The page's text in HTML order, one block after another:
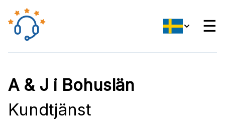
☰
A & J i Bohuslän
Kundtjänst